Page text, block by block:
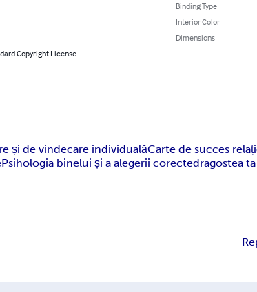
Copyright License
Binding Type
Interior Color
Dimensions
și de vindecare individualăCarte de succes
Psihologia binelui și a alegerii corectedragostea